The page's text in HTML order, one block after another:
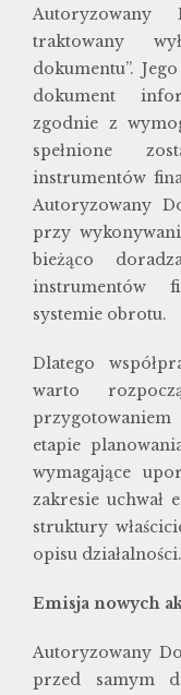
traktowany
dokumentu”.
dokument
zgodnie z
spełnione
instrumentów
Autoryzowany
przy
bieżąco
instrumentów
systemie obrotu.
Dlatego
warto
przygotowaniem
etapie
wymagające
zakresie uchwał
struktury
opisu działalności.
Emisja nowych
Autoryzowany
przed samym